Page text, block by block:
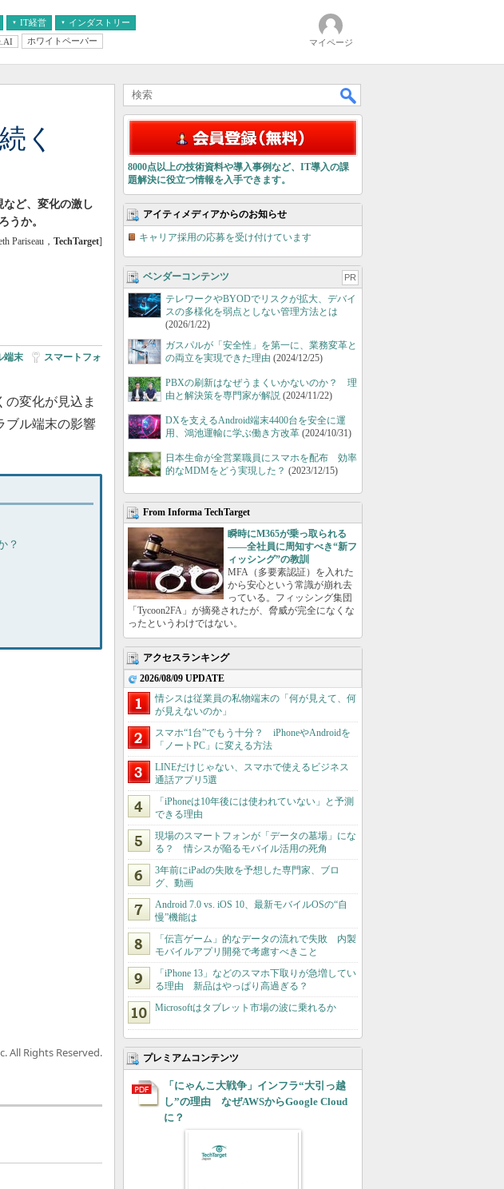
IT経営 インダストリー
ホワイトペーパー マイページ
続く
など、変化の激し
うか。
Pariseau， TechTarget]
端末
スマートフォ
変化が見込ま
ブル端末の影響
？
All Rights Reserved.
8000点以上の技術資料や導入事例など、IT導入の課
題解決に役立つ情報を入手できます。
アイティメディアからのお知らせ
キャリア採用の応募を受け付けています
ベンダーコンテンツ PR
テレワークやBYODでリスクが拡大、デバイ
スの多様化を弱点としない管理方法とは
(2026/1/22)
ガスパルが「安全性」を第一に、業務変革と
の両立を実現できた理由 (2024/12/25)
PBXの刷新はなぜうまくいかないのか？ 理
由と解決策を専門家が解説 (2024/11/22)
DXを支えるAndroid端末4400台を安全に運
用、鴻池運輸に学ぶ働き方改革 (2024/10/31)
日本生命が全営業職員にスマホを配布 効率
的なMDMをどう実現した？ (2023/12/15)
From Informa TechTarget
瞬時にM365が乗っ取られる
――全社員に周知すべき“新フ
ィッシング”の教訓
MFA（多要素認証）を入れた
から安心という常識が崩れ去
っている。フィッシング集団
「Tycoon2FA」が摘発されたが、脅威が完全になくな
ったというわけではない。
アクセスランキング
2026/08/09 UPDATE
情シスは従業員の私物端末の「何が見えて、何
が見えないのか」
スマホ“1台”でもう十分？ iPhoneやAndroidを
「ノートPC」に変える方法
LINEだけじゃない、スマホで使えるビジネス
通話アプリ5選
「iPhoneは10年後には使われていない」と予測
できる理由
現場のスマートフォンが「データの墓場」にな
る？ 情シスが陥るモバイル活用の死角
3年前にiPadの失敗を予想した専門家、ブロ
グ、動画
Android 7.0 vs. iOS 10、最新モバイルOSの“自
慢”機能は
「伝言ゲーム」的なデータの流れで失敗 内製
モバイルアプリ開発で考慮すべきこと
「iPhone 13」などのスマホ下取りが急増してい
る理由 新品はやっぱり高過ぎる？
Microsoftはタブレット市場の波に乗れるか
プレミアムコンテンツ
「にゃんこ大戦争」インフラ“大引っ越
し”の理由 なぜAWSからGoogle Cloud
に？